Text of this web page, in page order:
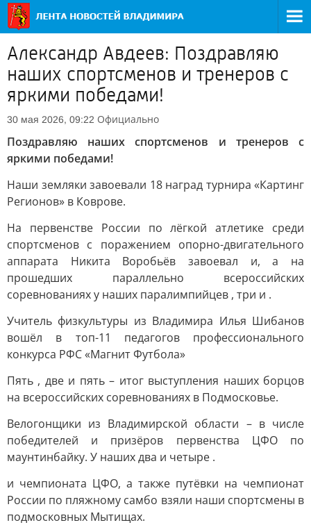
Александр Авдеев: Поздравляю
наших спортсменов и тренеров с
яркими победами!
30 мая 2026, 09:22 Официально
Поздравляю наших спортсменов и тренеров с
яркими победами!
Наши земляки завоевали 18 наград турнира «Картинг
Регионов» в Коврове.
На первенстве России по лёгкой атлетике среди
спортсменов с поражением опорно-двигательного
аппарата Никита Воробьёв завоевал и, а на
прошедших параллельно всероссийских
соревнованиях у наших паралимпийцев , три и .
Учитель физкультуры из Владимира Илья Шибанов
вошёл в топ-11 педагогов профессионального
конкурса РФС «Магнит Футбола»
Пять , две и пять – итог выступления наших борцов
на всероссийских соревнованиях в Подмосковье.
Велогонщики из Владимирской области – в числе
победителей и призёров первенства ЦФО по
маунтинбайку. У наших два и четыре .
и чемпионата ЦФО, а также путёвки на чемпионат
России по пляжному самбо взяли наши спортсмены в
подмосковных Мытищах.